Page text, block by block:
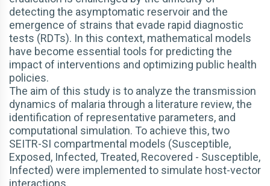
detecting the asymptomatic reservoir and the
emergence of strains that evade rapid diagnostic
tests (RDTs). In this context, mathematical models
have become essential tools for predicting the
impact of interventions and optimizing public health
policies.
The aim of this study is to analyze the transmission
dynamics of malaria through a literature review, the
identification of representative parameters, and
computational simulation. To achieve this, two
SEITR-SI compartmental models (Susceptible,
Exposed, Infected, Treated, Recovered - Susceptible,
Infected) were implemented to simulate host-vector
interactions.